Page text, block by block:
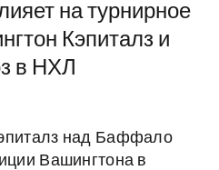
на турнирное
Кэпиталз и
в НХЛ
над Баффало
Вашингтона в